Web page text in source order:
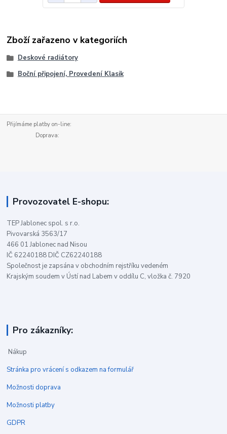
Zboží zařazeno v kategoriích
Deskové radiátory
Boční připojení, Provedení Klasik
Přijímáme platby on-line:
Doprava:
Provozovatel E-shopu:
TEP Jablonec spol. s r.o.
Pivovarská 3563/17
466 01 Jablonec nad Nisou
IČ 62240188 DIČ CZ62240188
Společnost je zapsána v obchodním rejstříku vedeném
Krajským soudem v Ústí nad Labem v oddílu C, vložka č. 7920
Pro zákazníky:
Nákup
Stránka pro vrácení s odkazem na formulář
Možnosti doprava
Možnosti platby
GDPR